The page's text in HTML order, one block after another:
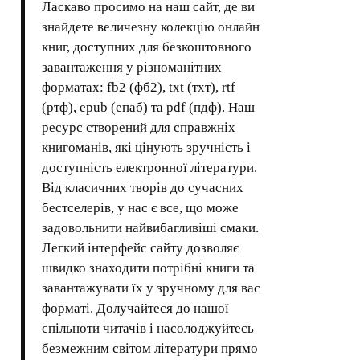
Ласкаво просимо на наш сайт, де ви
знайдете величезну колекцію онлайн
книг, доступних для безкоштовного
завантаження у різноманітних
форматах: fb2 (фб2), txt (тхт), rtf
(ртф), epub (епаб) та pdf (пдф). Наш
ресурс створений для справжніх
книгоманів, які цінують зручність і
доступність електронної літератури.
Від класичних творів до сучасних
бестселерів, у нас є все, що може
задовольнити найвибагливіші смаки.
Легкий інтерфейс сайту дозволяє
швидко знаходити потрібні книги та
завантажувати їх у зручному для вас
форматі. Долучайтеся до нашої
спільноти читачів і насолоджуйтесь
безмежним світом літератури прямо